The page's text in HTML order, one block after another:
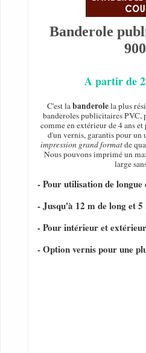
Banderole
A partir de
C'est labanderolela plus
banderoles publicitaires
comme en extérieur de 4 ans
d'un vernis, garantis pour un
impression grand formatde
Nous pouvons imprimé un
large
- Pour utilisation de longue
- Jusqu'à 12 m de long et
- Pour intérieur et extérieur
- Option vernis pour une